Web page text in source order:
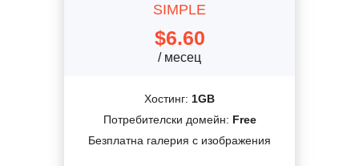
SIMPLE
$6.60
/ месец
Хостинг: 1GB
Потребителски домейн: Free
Безплатна галерия с изображения